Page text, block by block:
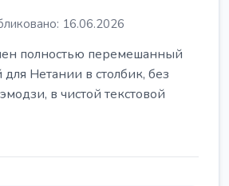
16.06.2026
полностью перемешанный
для Нетании в столбик, без
в чистой текстовой
на мебельном производстве: